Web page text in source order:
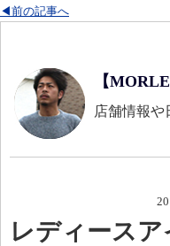
◀前の記事へ
【
店舗情報や
レディース